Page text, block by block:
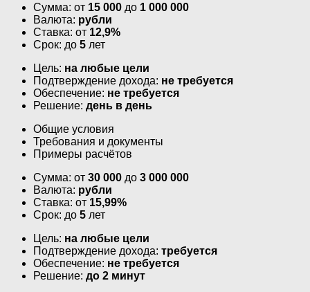
Сумма: от 15 000 до 1 000 000
Валюта: рубли
Ставка: от 12,9%
Срок: до 5 лет
Цель: на любые цели
Подтверждение дохода: не требуется
Обеспечение: не требуется
Решение: день в день
Общие условия
Требования и документы
Примеры расчётов
Сумма: от 30 000 до 3 000 000
Валюта: рубли
Ставка: от 15,99%
Срок: до 5 лет
Цель: на любые цели
Подтверждение дохода: требуется
Обеспечение: не требуется
Решение: до 2 минут